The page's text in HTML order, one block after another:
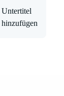
Untertitel
hinzufügen